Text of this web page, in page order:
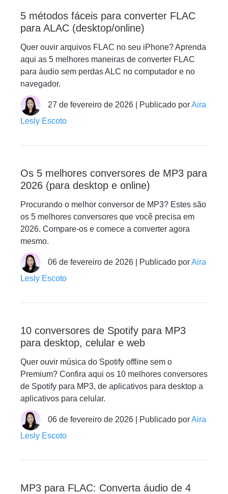
5 métodos fáceis para converter FLAC
para ALAC (desktop/online)
Quer ouvir arquivos FLAC no seu iPhone? Aprenda
aqui as 5 melhores maneiras de converter FLAC
para áudio sem perdas ALC no computador e no
navegador.
27 de fevereiro de 2026 | Publicado porAira
Lesly Escoto
Os 5 melhores conversores de MP3 para
2026 (para desktop e online)
Procurando o melhor conversor de MP3? Estes são
os 5 melhores conversores que você precisa em
2026. Compare-os e comece a converter agora
mesmo.
06 de fevereiro de 2026 | Publicado porAira
Lesly Escoto
10 conversores de Spotify para MP3
para desktop, celular e web
Quer ouvir música do Spotify offline sem o
Premium? Confira aqui os 10 melhores conversores
de Spotify para MP3, de aplicativos para desktop a
aplicativos para celular.
06 de fevereiro de 2026 | Publicado porAira
Lesly Escoto
MP3 para FLAC: Converta áudio de 4